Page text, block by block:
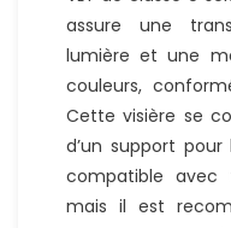
assure une
lumière et une
couleurs,
Cette visière se
d’un support
compatible avec
mais il est